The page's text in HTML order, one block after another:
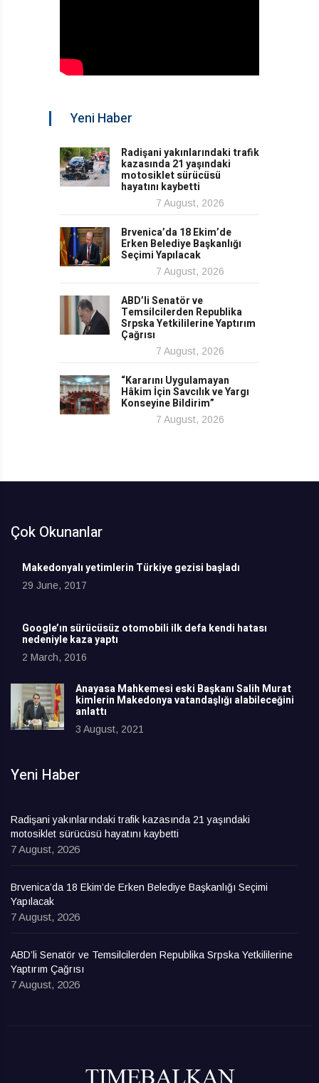
Yeni Haber
Radişani yakınlarındaki trafik
kazasında 21 yaşındaki
motosiklet sürücüsü
hayatını kaybetti
7 August, 2026
Brvenica’da 18 Ekim’de
Erken Belediye Başkanlığı
Seçimi Yapılacak
7 August, 2026
ABD’li Senatör ve
Temsilcilerden Republika
Srpska Yetkililerine Yaptırım
Çağrısı
7 August, 2026
“Kararını Uygulamayan
Hâkim İçin Savcılık ve Yargı
Konseyine Bildirim”
7 August, 2026
Çok Okunanlar
Makedonyalı yetimlerin Türkiye gezisi başladı
29 June, 2017
Google’ın sürücüsüz otomobili ilk defa kendi hatası
nedeniyle kaza yaptı
2 March, 2016
Anayasa Mahkemesi eski Başkanı Salih Murat
kimlerin Makedonya vatandaşlığı alabileceğini
anlattı
3 August, 2021
Yeni Haber
Radişani yakınlarındaki trafik kazasında 21 yaşındaki
motosiklet sürücüsü hayatını kaybetti
7 August, 2026
Brvenica’da 18 Ekim’de Erken Belediye Başkanlığı Seçimi
Yapılacak
7 August, 2026
ABD’li Senatör ve Temsilcilerden Republika Srpska Yetkililerine
Yaptırım Çağrısı
7 August, 2026